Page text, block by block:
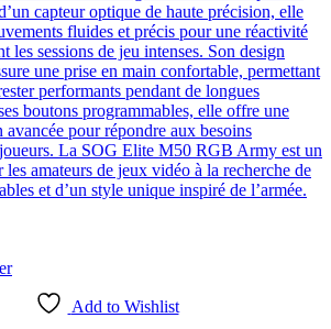
capteur optique de haute précision, elle
fluides et précis pour une réactivité
les sessions de jeu intenses. Son design
une prise en main confortable, permettant
performants pendant de longues
boutons programmables, elle offre une
avancée pour répondre aux besoins
La SOG Elite M50 RGB Army est un
amateurs de jeux vidéo à la recherche de
et d’un style unique inspiré de l’armée.
Add to Wishlist